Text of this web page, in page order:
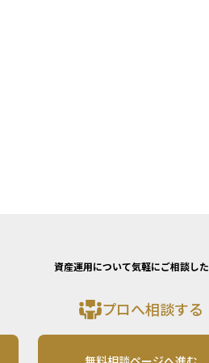
資産運用について気軽にご相談し
プロへ相談する